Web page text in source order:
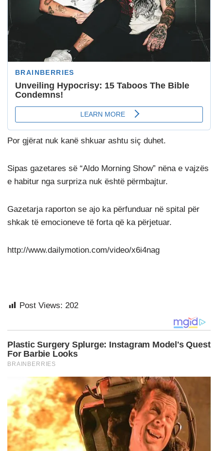
Por gjërat nuk kanë shkuar ashtu siç duhet.
Sipas gazetares së “Aldo Morning Show” nëna e vajzës
e habitur nga surpriza nuk është përmbajtur.
Gazetarja raporton se ajo ka përfunduar në spital për
shkak të emocioneve të forta që ka përjetuar.
http://www.dailymotion.com/video/x6i4nag
Post Views: 202